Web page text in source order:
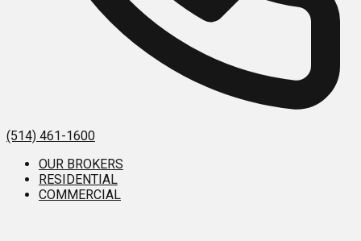
(514) 461-1600
OUR BROKERS
RESIDENTIAL
COMMERCIAL